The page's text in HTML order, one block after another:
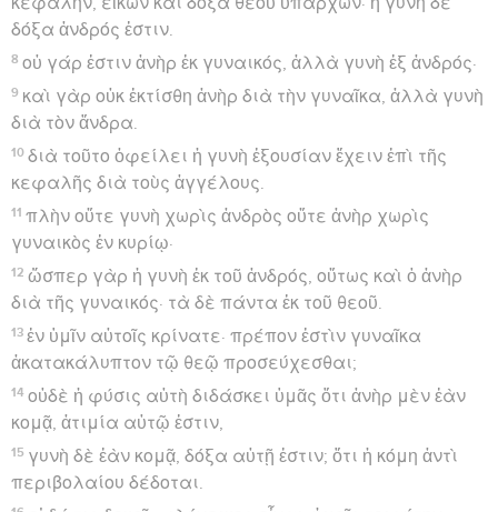
δόξα ἀνδρός ἐστιν.
8 οὐ γάρ ἐστιν ἀνὴρ ἐκ γυναικός, ἀλλὰ γυνὴ ἐξ ἀνδρός·
9 καὶ γὰρ οὐκ ἐκτίσθη ἀνὴρ διὰ τὴν γυναῖκα, ἀλλὰ γυνὴ
διὰ τὸν ἄνδρα.
10 διὰ τοῦτο ὀφείλει ἡ γυνὴ ἐξουσίαν ἔχειν ἐπὶ τῆς
κεφαλῆς διὰ τοὺς ἀγγέλους.
11 πλὴν οὔτε γυνὴ χωρὶς ἀνδρὸς οὔτε ἀνὴρ χωρὶς
γυναικὸς ἐν κυρίῳ·
12 ὥσπερ γὰρ ἡ γυνὴ ἐκ τοῦ ἀνδρός, οὕτως καὶ ὁ ἀνὴρ
διὰ τῆς γυναικός· τὰ δὲ πάντα ἐκ τοῦ θεοῦ.
13 ἐν ὑμῖν αὐτοῖς κρίνατε· πρέπον ἐστὶν γυναῖκα
ἀκατακάλυπτον τῷ θεῷ προσεύχεσθαι;
14 οὐδὲ ἡ φύσις αὐτὴ διδάσκει ὑμᾶς ὅτι ἀνὴρ μὲν ἐὰν
κομᾷ, ἀτιμία αὐτῷ ἐστιν,
15 γυνὴ δὲ ἐὰν κομᾷ, δόξα αὐτῇ ἐστιν; ὅτι ἡ κόμη ἀντὶ
περιβολαίου δέδοται.